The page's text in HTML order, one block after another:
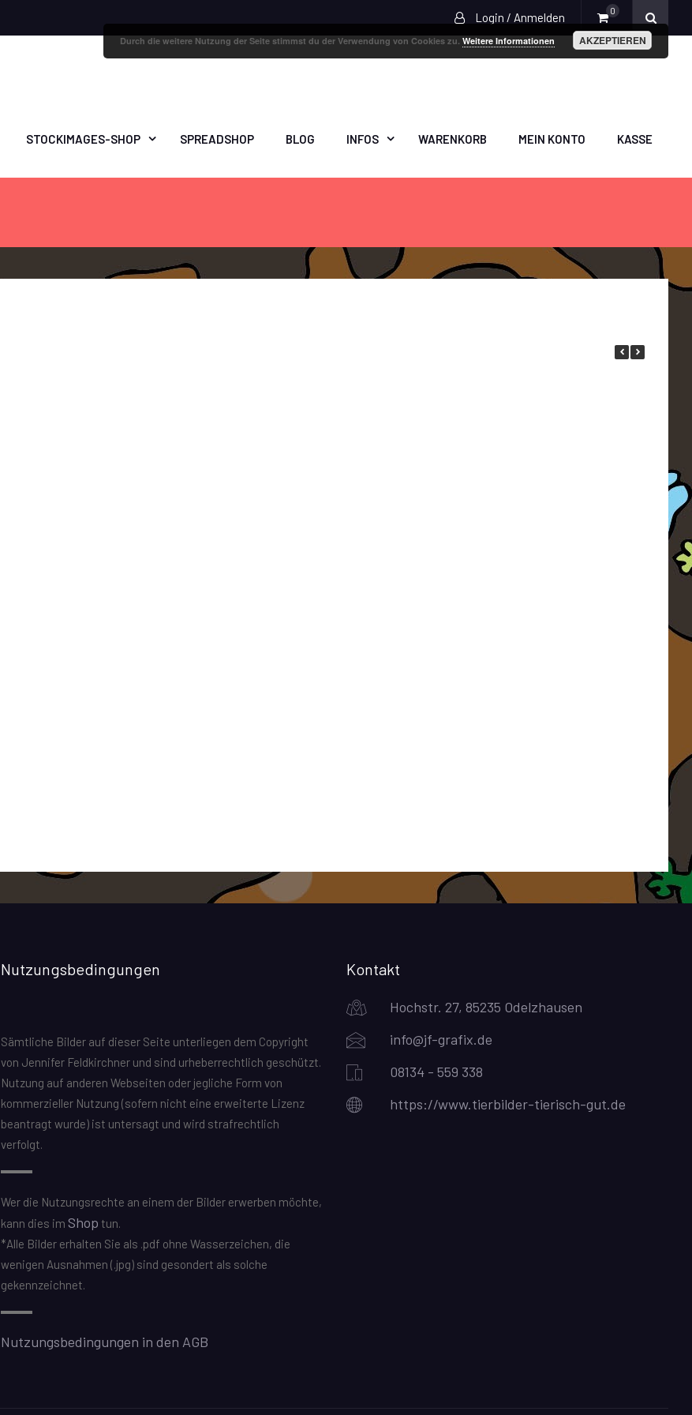
Login / Anmelden 0
STOCKIMAGES-SHOP SPREADSHOP BLOG INFOS WARENKORB MEIN KONTO KASSE
Nutzungsbedingungen
Sämtliche Bilder auf dieser Seite unterliegen dem Copyright
von Jennifer Feldkirchner und sind urheberrechtlich geschützt.
Nutzung auf anderen Webseiten oder jegliche Form von
kommerzieller Nutzung (sofern nicht eine erweiterte Lizenz
beantragt wurde) ist untersagt und wird strafrechtlich
verfolgt.
Wer die Nutzungsrechte an einem der Bilder erwerben möchte,
kann dies im Shop tun.
*Alle Bilder erhalten Sie als .pdf ohne Wasserzeichen, die
wenigen Ausnahmen (.jpg) sind gesondert als solche
gekennzeichnet.
Nutzungsbedingungen in den AGB
Kontakt
Hochstr. 27, 85235 Odelzhausen
info@jf-grafix.de
08134 - 559 338
https://www.tierbilder-tierisch-gut.de
Durch die weitere Nutzung der Seite stimmst du der Verwendung von Cookies zu. Weitere Informationen AKZEPTIEREN